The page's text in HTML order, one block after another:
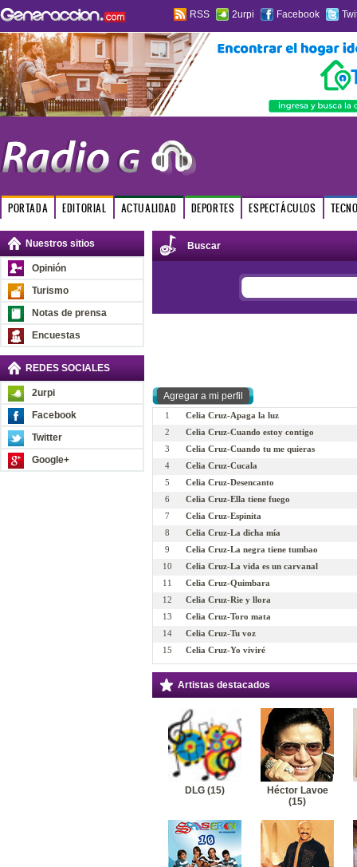
RSS 2urpi Facebook
PORTADA EDITORIAL ACTUALIDAD DEPORTES ESPECTÁCULOS
Nuestros sitios
Opinión
Turismo
Notas de prensa
Encuestas
REDES SOCIALES
2urpi
Facebook
Twitter
Google+
Buscar
1
Celia Cruz-Apaga la luz
2
Celia Cruz-Cuando estoy contigo
3
Celia Cruz-Cuando tu me quieras
4
Celia Cruz-Cucala
5
Celia Cruz-Desencanto
6
Celia Cruz-Ella tiene fuego
7
Celia Cruz-Espinita
8
Celia Cruz-La dicha mía
9
Celia Cruz-La negra tiene tumbao
10
Celia Cruz-La vida es un carvanal
11
Celia Cruz-Quimbara
12
Celia Cruz-Rie y llora
13
Celia Cruz-Toro mata
14
Celia Cruz-Tu voz
15
Celia Cruz-Yo viviré
Artistas destacados
DLG (15)
Héctor Lavoe
(15)